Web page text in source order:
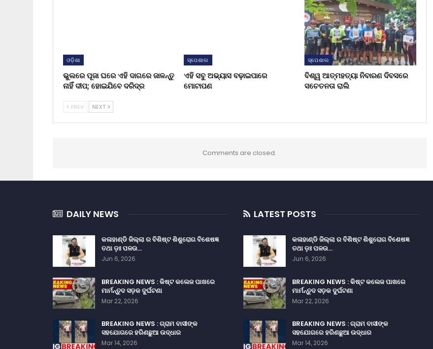
ଓଡ଼ିଶା
ଭୁଲରେ ପୂଜା ଘରେ ଏହି ଦାଗରେ ଜାଳନ୍ତୁ
ନାହିଁ ଦୀପ; ହୋଇଯିବେ ଦରିଦ୍ର
ସ୍ପେଶାଲ
ଏହି ସବୁ ଅଭ୍ୟାସ ବଢ଼ାଇପାରେ
ମୋଟାପଣ
ସ୍ପେଶାଲ
ବିଶ୍ୱ ଆତ୍ମହତ୍ୟା ନିବାରଣ ଦିବସରେ
ସଚେତନତା ରାଲି
PREV NEXT
Comments are closed.
DAILY NEWS
କଳାହାଣ୍ଡି ଜିଲ୍ଲା ର ବିଶିଷ୍ଟ ଶିଶୁରୋଗ ବିଶେଷଜ୍ଞ
ତଥା ଡ଼ଃ ପଳଉ…
Jun 6, 2026
BREAKING NEWS : କିଷ୍ଟ କଲେଜ ପାଖରେ
ମାର୍ମନ୍ତୁଦ ସଡ଼କ ଦୁର୍ଘଟଣା
Mar 22, 2026
BREAKING NEWS : ଗ୍ରାମ ବାସୀଙ୍କ
ସହଯୋଗରେ ହରିଣଛୁଆ ଉଦ୍ଧାର
Mar 14, 2026
LATEST POSTS
କଳାହାଣ୍ଡି ଜିଲ୍ଲା ର ବିଶିଷ୍ଟ ଶିଶୁରୋଗ ବିଶେଷଜ୍ଞ
ତଥା ଡ଼ଃ ପଳଉ…
Jun 6, 2026
BREAKING NEWS : କିଷ୍ଟ କଲେଜ ପାଖରେ
ମାର୍ମନ୍ତୁଦ ସଡ଼କ ଦୁର୍ଘଟଣା
Mar 22, 2026
BREAKING NEWS : ଗ୍ରାମ ବାସୀଙ୍କ
ସହଯୋଗରେ ହରିଣଛୁଆ ଉଦ୍ଧାର
Mar 14, 2026